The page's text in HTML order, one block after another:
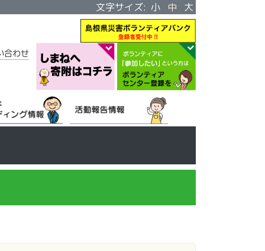
文字サイズ: 小 中 大
合わせ